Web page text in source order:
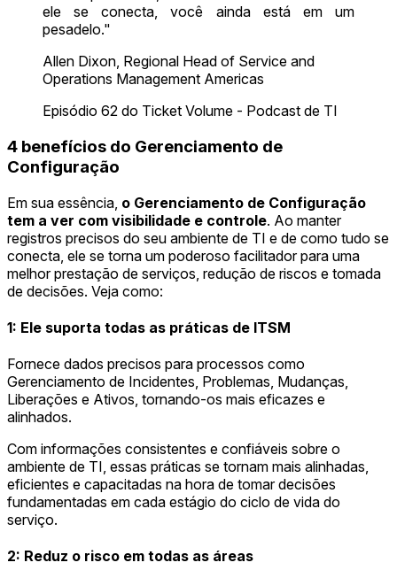
ele se conecta, você ainda está em um
pesadelo."
Allen Dixon, Regional Head of Service and
Operations Management Americas
Episódio 62 do Ticket Volume - Podcast de TI
4 benefícios do Gerenciamento de
Configuração
Em sua essência, o Gerenciamento de Configuração
tem a ver com visibilidade e controle. Ao manter
registros precisos do seu ambiente de TI e de como tudo se
conecta, ele se torna um poderoso facilitador para uma
melhor prestação de serviços, redução de riscos e tomada
de decisões. Veja como:
1: Ele suporta todas as práticas de ITSM
Fornece dados precisos para processos como
Gerenciamento de Incidentes, Problemas, Mudanças,
Liberações e Ativos, tornando-os mais eficazes e
alinhados.
Com informações consistentes e confiáveis sobre o
ambiente de TI, essas práticas se tornam mais alinhadas,
eficientes e capacitadas na hora de tomar decisões
fundamentadas em cada estágio do ciclo de vida do
serviço.
2: Reduz o risco em todas as áreas